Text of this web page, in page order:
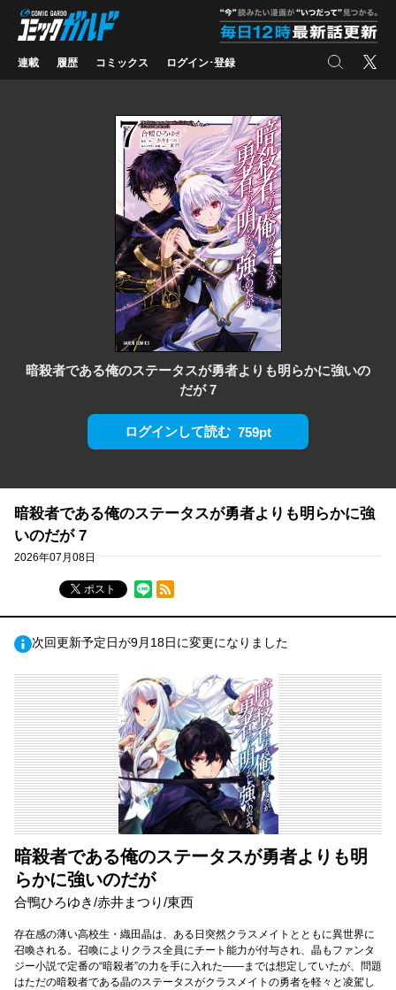
コミックガルド
連載 履歴 コミックス ログイン･登録 検索 X
暗殺者である俺のステータスが勇者よりも明らかに強いの
だが 7
ログインして読む 759pt
暗殺者である俺のステータスが勇者よりも明らかに強
いのだが 7
2026年07月08日
ポスト
RSSフィード
次回更新予定日が9月18日に変更になりました
暗殺者である俺のステータスが勇者よりも明
らかに強いのだが
合鴨ひろゆき/赤井まつり/東西
存在感の薄い高校生・織田晶は、ある日突然クラスメイトとともに異世界に
召喚される。召喚によりクラス全員にチート能力が付与され、晶もファンタ
ジー小説で定番の“暗殺者”の力を手に入れた――までは想定していたが、問題
はただの暗殺者である晶のステータスがクラスメイトの勇者を軽々と凌駕し